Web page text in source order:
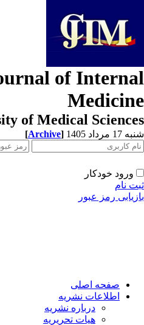
of
of Medical
مرداد 1405 [Archive]
ورود خودکار
نام
رمز عبور
صفحه اصلی
اطلاعات نشریه
درباره نشریه
هیات تحریریه